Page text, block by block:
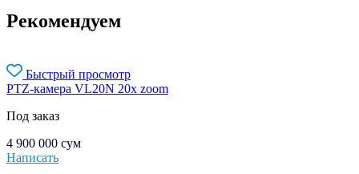
Рекомендуем
Быстрый просмотр
PTZ-камера VL20N 20x zoom
Под заказ
4 900 000 сум
Написать